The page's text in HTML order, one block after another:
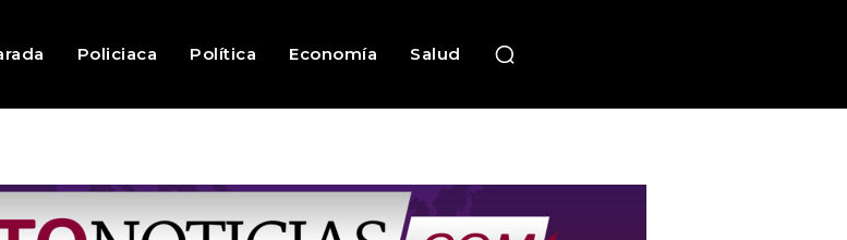
Policiaca Política Economía Salud